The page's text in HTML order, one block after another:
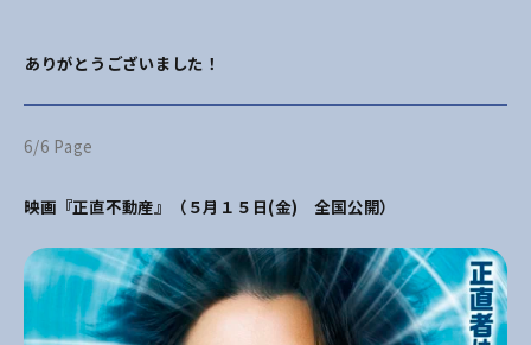
――ありがとうございました！
6/6 Page
映画『正直不動産』（ ５月１５日(金) 全国公開）